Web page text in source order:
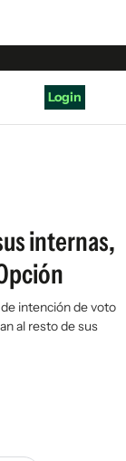
Login
internas,
intención de voto
al resto de sus